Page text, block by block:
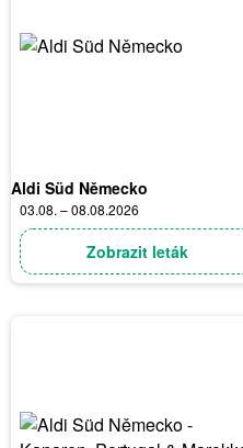
Aldi Süd Německo
03.08. – 08.08.2026
Zobrazit leták